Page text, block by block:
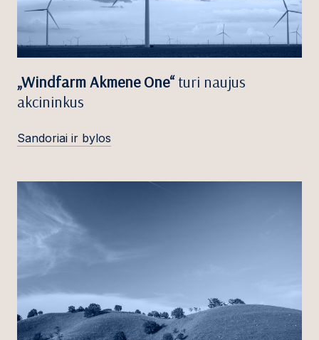
„Windfarm Akmene One“turi naujus
akcininkus
Sandoriai ir bylos